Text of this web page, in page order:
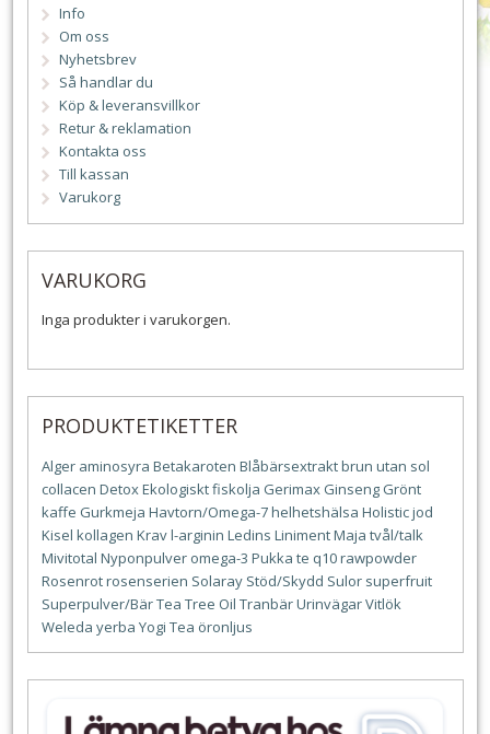
Info
Om oss
Nyhetsbrev
Så handlar du
Köp & leveransvillkor
Retur & reklamation
Kontakta oss
Till kassan
Varukorg
VARUKORG
Inga produkter i varukorgen.
PRODUKTETIKETTER
Alger aminosyra Betakaroten Blåbärsextraktbrun utan sol
collacen DetoxEkologisktfiskolja Gerimax Ginseng Grönt
kaffe Gurkmeja Havtorn/Omega-7helhetshälsa Holisticjod
Kisel kollagen Kravl-arginin Ledins LinimentMaja tvål/talk
Mivitotal Nyponpulver omega-3 Pukka te q10rawpowder
Rosenrotrosenserien Solaray Stöd/Skydd Sulor superfruit
Superpulver/BärTea Tree Oil TranbärUrinvägarVitlök
Weleda yerba Yogi Tea öronljus